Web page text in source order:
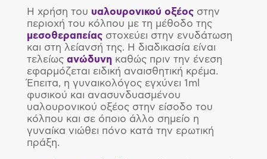
Η χρήση του υαλουρονικού οξέοςστην
περιοχή του κόλπου με τη μέθοδο της
μεσοθεραπείαςστοχεύει στην ενυδάτωση
και στη λείανσή της. Η διαδικασία είναι
τελείως ανώδυνη καθώς πριν την ένεση
εφαρμόζεται ειδική αναισθητική κρέμα.
Έπειτα, η γυναικολόγος εγχύνει 1ml
φυσικού και ανασυνδυασμένου
υαλουρονικού οξέος στην είσοδο του
κόλπου και σε όποιο άλλο σημείο η
γυναίκα νιώθει πόνο κατά την ερωτική
πράξη.